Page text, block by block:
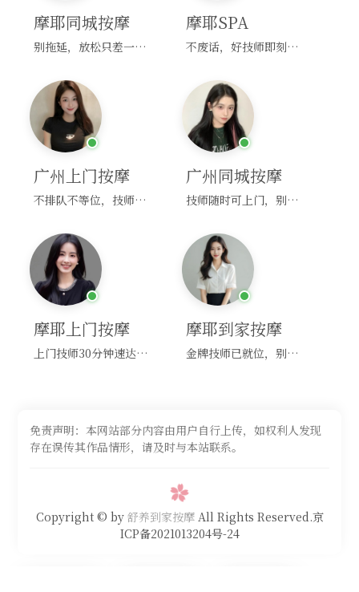
摩耶同城按摩
别拖延，放松只差一次点击！
摩耶SPA
不废话，好技师即刻上门，约！
广州上门按摩
不排队不等位，技师直奔你家！
广州同城按摩
技师随时可上门，别啰嗦，赶紧约！
摩耶上门按摩
上门技师30分钟速达，别问，快约！
摩耶到家按摩
金牌技师已就位，别纠结，马上预约！
免责声明：本网站部分内容由用户自行上传，如权利人发现
存在误传其作品情形，请及时与本站联系。
Copyright © by 舒养到家按摩All Rights Reserved.京
ICP备2021013204号-24